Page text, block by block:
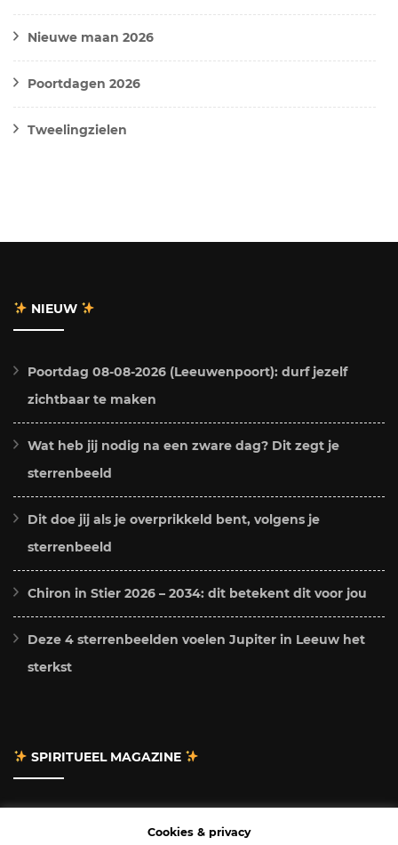
Nieuwe maan 2026
Poortdagen 2026
Tweelingzielen
NIEUW
Poortdag 08-08-2026 (Leeuwenpoort): durf jezelf
zichtbaar te maken
Wat heb jij nodig na een zware dag? Dit zegt je
sterrenbeeld
Dit doe jij als je overprikkeld bent, volgens je
sterrenbeeld
Chiron in Stier 2026 – 2034: dit betekent dit voor jou
Deze 4 sterrenbeelden voelen Jupiter in Leeuw het
sterkst
SPIRITUEEL MAGAZINE
Cookies & privacy